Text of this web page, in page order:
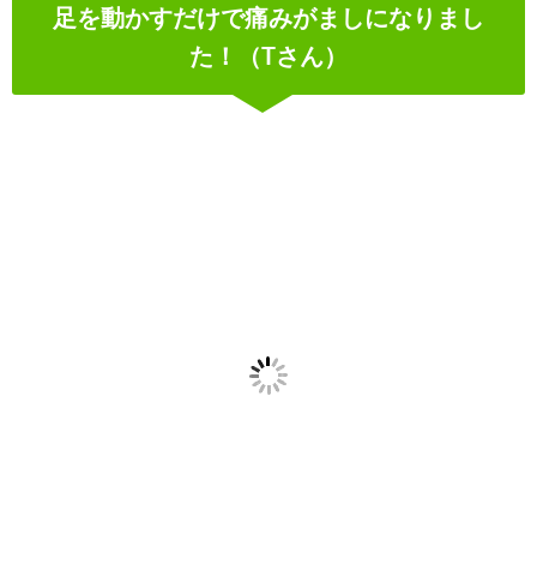
足を動かすだけで痛みがましになりまし
た！（Tさん）